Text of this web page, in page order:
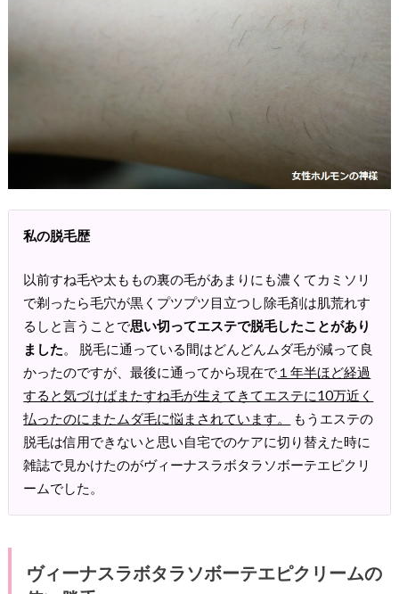
私の脱毛歴
以前すね毛や太ももの裏の毛があまりにも濃くてカミソリ
で剃ったら毛穴が黒くプツプツ目立つし除毛剤は肌荒れす
るしと言うことで思い切ってエステで脱毛したことがあり
ました。 脱毛に通っている間はどんどんムダ毛が減って良
かったのですが、最後に通ってから現在で １年半ほど経過
すると気づけばまたすね毛が生えてきてエステに10万近く
払ったのにまたムダ毛に悩まされています。
もうエステの
脱毛は信用できないと思い自宅でのケアに切り替えた時に
雑誌で見かけたのがヴィーナスラボタラソボーテエピクリ
ームでした。
ヴィーナスラボタラソボーテエピクリームの